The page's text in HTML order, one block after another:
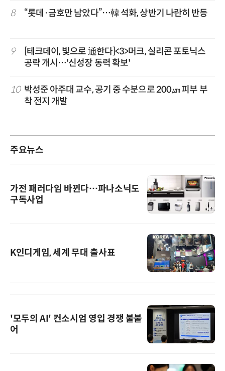
8 “롯데·금호만 남았다”…韓 석화, 상반기 나란히 반등
9
[테크데이, 빛으로 通한다]<3>머크, 실리콘 포토닉스
공략 개시…'신성장 동력 확보'
10 박성준 아주대 교수, 공기 중 수분으로 200㎛ 피부 부
착 전지 개발
주요뉴스
가전 패러다임 바뀐다…파나소닉도
구독사업
K인디게임, 세계 무대 출사표
'모두의 AI' 컨소시엄 영입 경쟁 불붙
어